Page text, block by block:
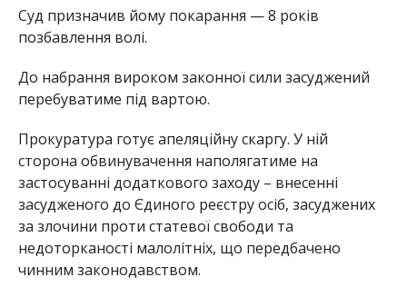
Суд призначив йому покарання — 8 років
позбавлення волі.
До набрання вироком законної сили засуджений
перебуватиме під вартою.
Прокуратура готує апеляційну скаргу. У ній
сторона обвинувачення наполягатиме на
застосуванні додаткового заходу – внесенні
засудженого до Єдиного реєстру осіб, засуджених
за злочини проти статевої свободи та
недоторканості малолітніх, що передбачено
чинним законодавством.